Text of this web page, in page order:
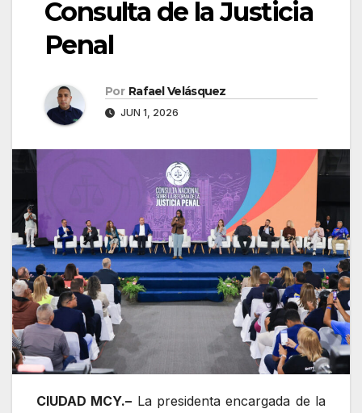
Consulta de la Justicia
Penal
Por Rafael Velásquez
JUN 1, 2026
CIUDAD MCY.– La presidenta encargada de la